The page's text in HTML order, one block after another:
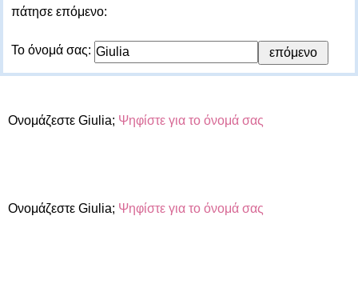
πάτησε επόμενο:
Το όνομά σας:
Ονομάζεστε Giulia; Ψηφίστε για το όνομά σας
Ονομάζεστε Giulia; Ψηφίστε για το όνομά σας